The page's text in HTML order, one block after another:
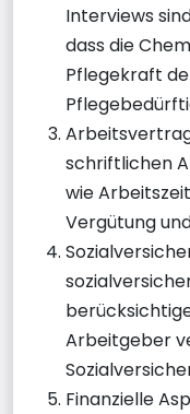
Interviews
dass die
Pflegekraft
schriftlichen
wie
Vergütung
Arbeitgeber
Finanzielle